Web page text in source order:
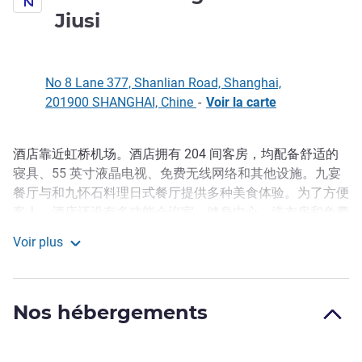
Jiusi
No 8 Lane 377, Shanlian Road, Shanghai,
201900 SHANGHAI, Chine - Voir la carte
Description
酒店靠近虹桥机场。酒店拥有 204 间客房，均配备舒适的
寝具、55 英寸液晶电视、免费无线网络和其他设施。九宴
餐厅与和九怀石料理日式餐厅提供多种美食体验。为了方便
204 chambres avec literie confortable, TV LCD 55" et WIFI.
Les installations comprennent le restaurant chinois Jiu
Yan, des salles de réunion, un centre de remise en forme et
Voir plus
Nos hébergements